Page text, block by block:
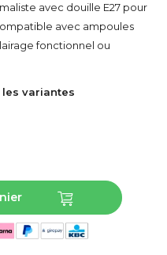
avec douille E27 pour
avec ampoules
fonctionnel ou
variantes